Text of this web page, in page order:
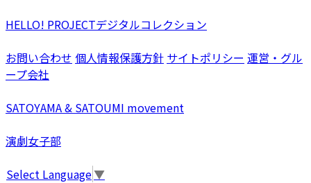
HELLO! PROJECTデジタルコレクション
お問い合わせ 個人情報保護方針 サイトポリシー 運営・グル
ープ会社
SATOYAMA & SATOUMI movement
演劇女子部
Select Language▼